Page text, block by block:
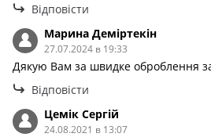
Відповісти
Марина Деміртекін
27.07.2024 в 19:33
Дякую Вам за швидке оброблення
Відповісти
Цемік Сергій
24.08.2021 в 13:07